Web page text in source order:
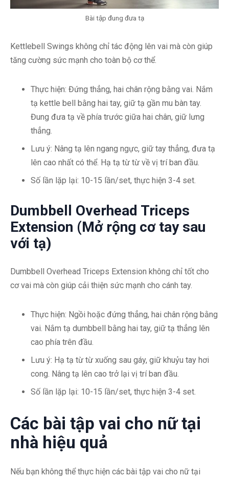
Bài tập đung đưa tạ
Kettlebell Swings không chỉ tác động lên vai mà còn giúp
tăng cường sức mạnh cho toàn bộ cơ thể.
Thực hiện: Đứng thẳng, hai chân rộng bằng vai. Nắm
tạ kettle bell bằng hai tay, giữ tạ gần mu bàn tay.
Đung đưa tạ về phía trước giữa hai chân, giữ lưng
thẳng.
Lưu ý: Nâng tạ lên ngang ngực, giữ tay thẳng, đưa tạ
lên cao nhất có thể. Hạ tạ từ từ về vị trí ban đầu.
Số lần lặp lại: 10-15 lần/set, thực hiện 3-4 set.
Dumbbell Overhead Triceps
Extension (Mở rộng cơ tay sau
với tạ)
Dumbbell Overhead Triceps Extension không chỉ tốt cho
cơ vai mà còn giúp cải thiện sức mạnh cho cánh tay.
Thực hiện: Ngồi hoặc đứng thẳng, hai chân rộng bằng
vai. Nắm tạ dumbbell bằng hai tay, giữ tạ thẳng lên
cao phía trên đầu.
Lưu ý: Hạ tạ từ từ xuống sau gáy, giữ khuỷu tay hơi
cong. Nâng tạ lên cao trở lại vị trí ban đầu.
Số lần lặp lại: 10-15 lần/set, thực hiện 3-4 set.
Các bài tập vai cho nữ tại
nhà hiệu quả
Nếu bạn không thể thực hiện các bài tập vai cho nữ tại